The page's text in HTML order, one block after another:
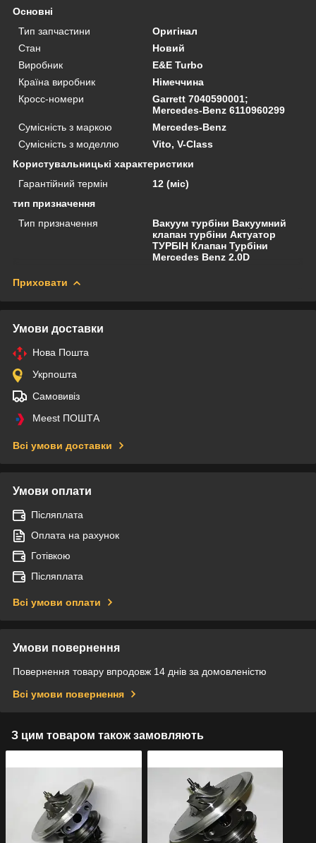
Основні
Тип запчастини
Оригінал
Стан
Новий
Виробник
E&E Turbo
Країна виробник
Німеччина
Кросс-номери
Garrett 7040590001;
Mercedes-Benz 6110960299
Сумісність з маркою
Mercedes-Benz
Сумісність з моделлю
Vito, V-Class
Користувальницькі характеристики
Гарантійний термін
12 (міс)
тип призначення
Тип призначення
Вакуум турбіни Вакуумний
клапан турбіни Актуатор
ТУРБІН Клапан Турбіни
Mercedes Benz 2.0D
Приховати
Умови доставки
Нова Пошта
Укрпошта
Самовивіз
Meest ПОШТА
Всі умови доставки
Умови оплати
Післяплата
Оплата на рахунок
Готівкою
Післяплата
Всі умови оплати
Умови повернення
Повернення товару впродовж 14 днів за домовленістю
Всі умови повернення
З цим товаром також замовляють